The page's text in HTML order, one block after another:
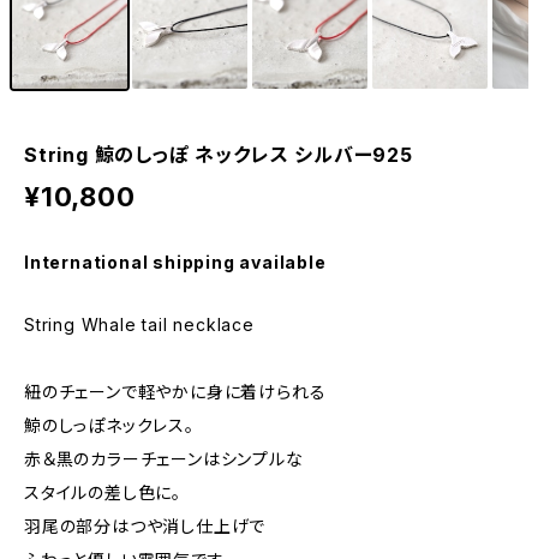
String 鯨のしっぽ ネックレス シルバー925
¥10,800
International shipping available
String Whale tail necklace
紐のチェーンで軽やかに身に着けられる
鯨のしっぽネックレス。
赤＆黒のカラーチェーンはシンプルな
スタイルの差し色に。
羽尾の部分はつや消し仕上げで